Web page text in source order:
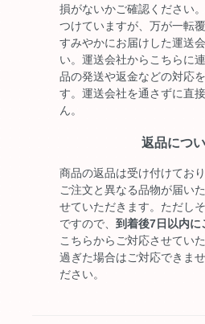
損がないかご確認ください
つけていますが、万が一転
すみやかにお届けした運送
い。運送会社からこちらに
品の発送や返金などの対応
す。運送会社を通さずに直
ん。
返品につ
商品の返品は受け付けてお
ご注文と異なる品物が届い
せていただきます。ただし
ですので、 到着後7日以内に
こちらからご対応させてい
過ぎた場合はご対応できま
ださい。